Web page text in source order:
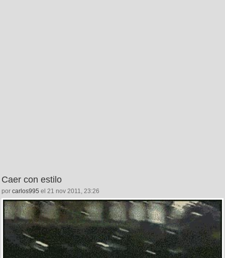
Caer con estilo
por carlos995 el 21 nov 2011, 23:26